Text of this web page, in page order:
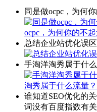
同是做ocpc，为何
ocpc，为何你的不
总结企业站优化误区
手淘洋淘秀属于什
淘秀属于什么流量
谁知道SEO优化的
词没有百度指数有